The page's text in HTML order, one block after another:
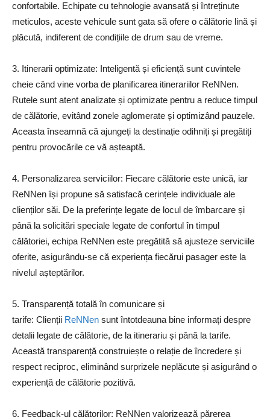
confortabile. Echipate cu tehnologie avansată și întreținute
meticulos, aceste vehicule sunt gata să ofere o călătorie lină și
plăcută, indiferent de condițiile de drum sau de vreme.
3. Itinerarii optimizate: Inteligentă și eficiență sunt cuvintele
cheie când vine vorba de planificarea itinerariilor ReNNen.
Rutele sunt atent analizate și optimizate pentru a reduce timpul
de călătorie, evitând zonele aglomerate și optimizând pauzele.
Aceasta înseamnă că ajungeți la destinație odihniți și pregătiți
pentru provocările ce vă așteaptă.
4. Personalizarea serviciilor: Fiecare călătorie este unică, iar
ReNNen își propune să satisfacă cerințele individuale ale
clienților săi. De la preferințe legate de locul de îmbarcare și
până la solicitări speciale legate de confortul în timpul
călătoriei, echipa ReNNen este pregătită să ajusteze serviciile
oferite, asigurându-se că experiența fiecărui pasager este la
nivelul așteptărilor.
5. Transparență totală în comunicare și
tarife: Clienții ReNNen sunt întotdeauna bine informați despre
detalii legate de călătorie, de la itinerariu și până la tarife.
Această transparență construiește o relație de încredere și
respect reciproc, eliminând surprizele neplăcute și asigurând o
experiență de călătorie pozitivă.
6. Feedback-ul călătorilor: ReNNen valorizează părerea